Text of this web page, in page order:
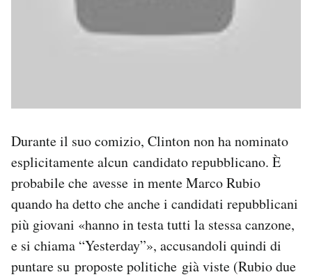
Durante il suo comizio, Clinton non ha nominato
esplicitamente alcun candidato repubblicano. È
probabile che avesse in mente Marco Rubio
quando ha detto che anche i candidati repubblicani
più giovani «hanno in testa tutti la stessa canzone,
e si chiama “Yesterday”», accusandoli quindi di
puntare su proposte politiche già viste (Rubio due